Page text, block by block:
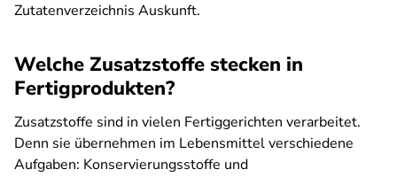
Zutatenverzeichnis Auskunft.
Welche Zusatzstoffe stecken in
Fertigprodukten?
Zusatzstoffe sind in vielen Fertiggerichten verarbeitet.
Denn sie übernehmen im Lebensmittel verschiedene
Aufgaben: Konservierungsstoffe und